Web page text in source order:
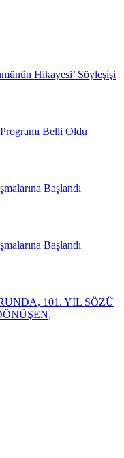
Hikayesi’ Söyleşişi
Belli Oldu
Başlandı
Başlandı
101. YIL SÖZÜ